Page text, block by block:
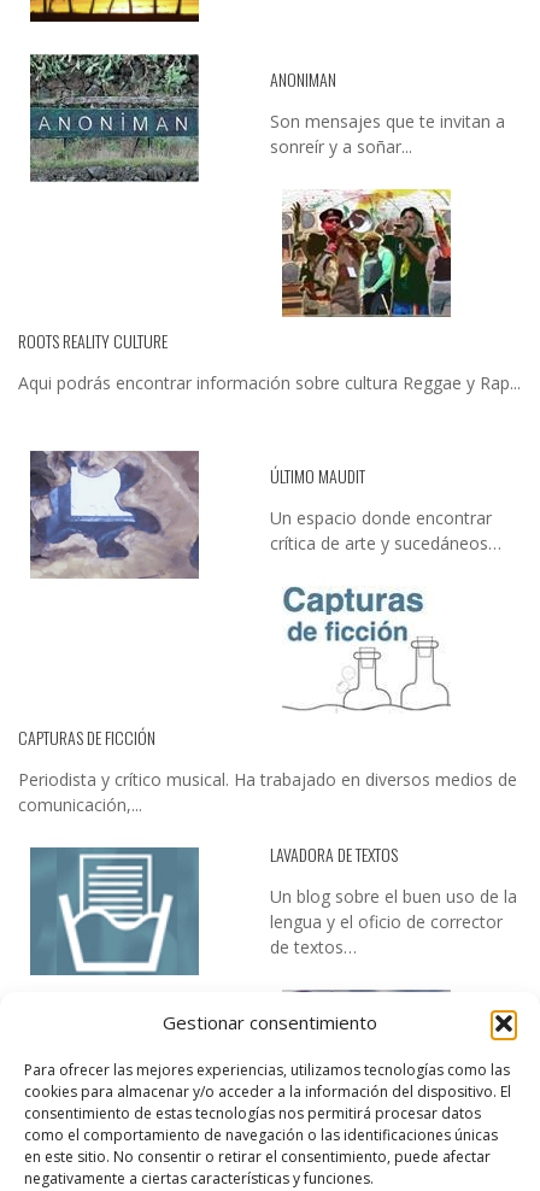
Gestionar consentimiento
Para ofrecer las mejores experiencias, utilizamos tecnologías como las
cookies para almacenar y/o acceder a la información del dispositivo. El
consentimiento de estas tecnologías nos permitirá procesar datos
como el comportamiento de navegación o las identificaciones únicas
en este sitio. No consentir o retirar el consentimiento, puede afectar
negativamente a ciertas características y funciones.
ANONIMAN
Son mensajes que te invitan a
sonreír y a soñar...
ROOTS REALITY CULTURE
Aqui podrás encontrar información sobre cultura Reggae y Rap...
ÚLTIMO MAUDIT
Un espacio donde encontrar
crítica de arte y sucedáneos…
CAPTURAS DE FICCIÓN
Periodista y crítico musical. Ha trabajado en diversos medios de
comunicación,...
LAVADORA DE TEXTOS
Un blog sobre el buen uso de la
lengua y el oficio de corrector
de textos…
DESIREE MARTÍN
…la realidad, es que cada día es más complicado realizar esos